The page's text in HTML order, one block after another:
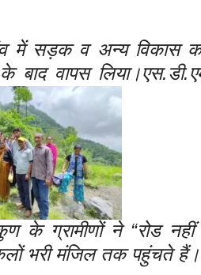
में सड़क व अन्य विकास
बाद वापस लिया।
ग्रामीणों ने “रोड नहीं
भरी मंजिल तक पहुंचते हैं।